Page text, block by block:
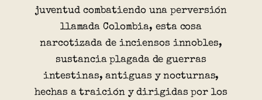
juventud combatiendo una perversión
llamada Colombia, esta cosa
narcotizada de inciensos innobles,
sustancia plagada de guerras
intestinas, antiguas y nocturnas,
hechas a traición y dirigidas por los